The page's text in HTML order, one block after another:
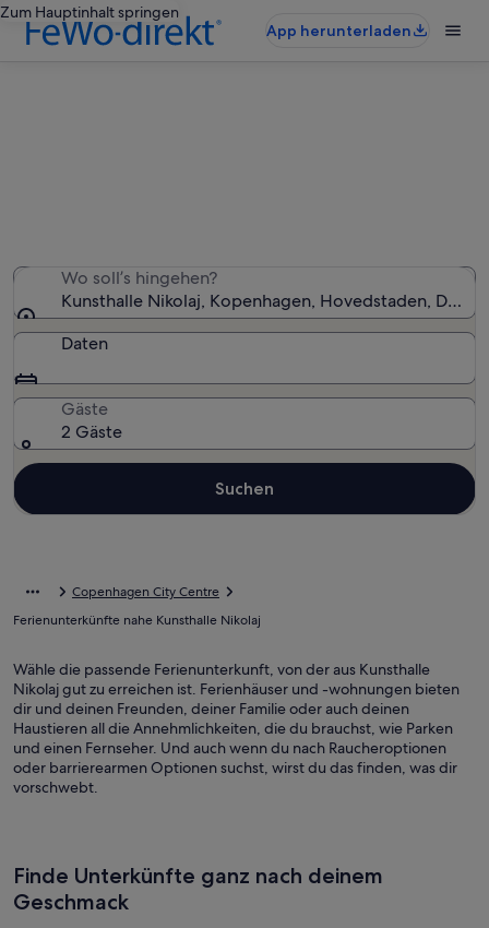
Zum Hauptinhalt springen
App herunterladen
Wo soll’s hingehen?
Kunsthalle Nikolaj, Kopenhagen, Hovedstaden,
Daten
Gäste
2 Gäste
Suchen
Copenhagen City Centre
Ferienunterkünfte nahe Kunsthalle Nikolaj
Wähle die passende Ferienunterkunft, von der aus Kunsthalle
Nikolaj gut zu erreichen ist. Ferienhäuser und -wohnungen bieten
dir und deinen Freunden, deiner Familie oder auch deinen
Haustieren all die Annehmlichkeiten, die du brauchst, wie Parken
und einen Fernseher. Und auch wenn du nach Raucheroptionen
oder barrierearmen Optionen suchst, wirst du das finden, was dir
vorschwebt.
Finde Unterkünfte ganz nach deinem
Geschmack